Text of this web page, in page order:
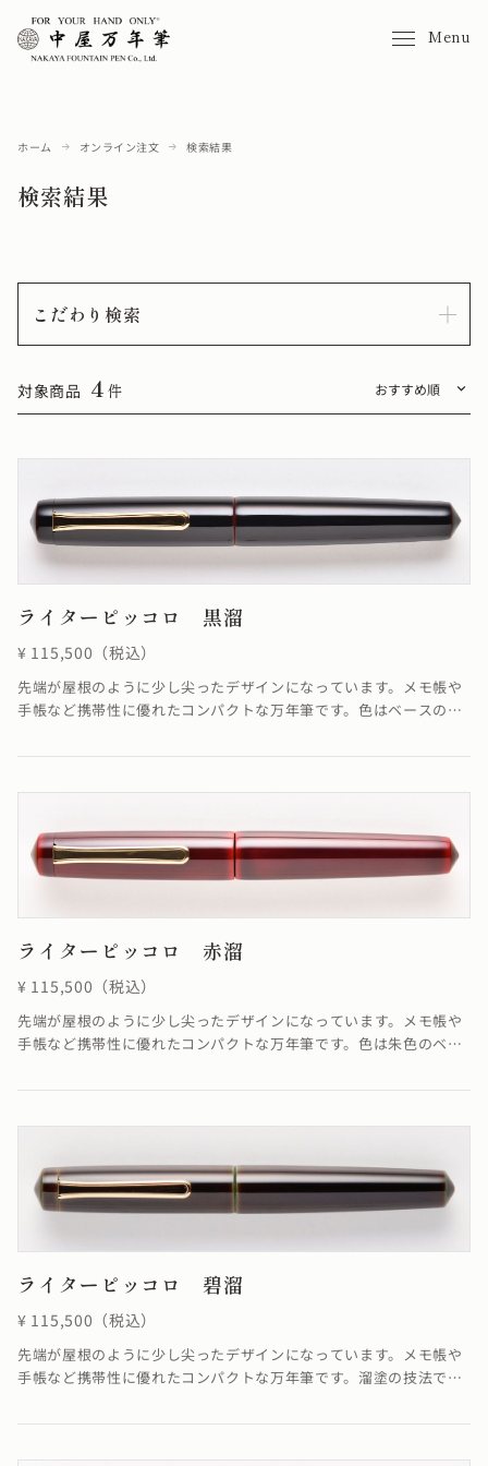
Menu
ホーム オンライン注文 検索結果
検索結果
こだわり検索
対象商品 4 件
ライターピッコロ 黒溜
¥ 115,500（税込）
先端が屋根のように少し尖ったデザインになっています。メモ帳や
手帳など携帯性に優れたコンパクトな万年筆です。色はベースの朱
いが融合し優雅ともいえる雰囲気を醸し出した仕上がりになってい
ライターピッコロ 赤溜
¥ 115,500（税込）
先端が屋根のように少し尖ったデザインになっています。メモ帳や
手帳など携帯性に優れたコンパクトな万年筆です。色は朱色のベー
≪自然素材の漆を使用しているため、仕上がりの色合いが若干異な
ライターピッコロ 碧溜
¥ 115,500（税込）
先端が屋根のように少し尖ったデザインになっています。メモ帳や
手帳など携帯性に優れたコンパクトな万年筆です。溜塗の技法で
仕上がりの色合いが若干異なる場合がございます≫